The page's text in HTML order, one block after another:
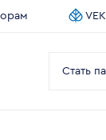
Стать